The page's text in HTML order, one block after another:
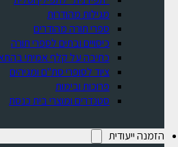
מגילות מהודרות
ספרי תורה מהודרים
כיסויים ובתים לספרי תורה
כתיבה על קלף אמיתי
ציוד לסופרי סת"ם ומגיהים
פרוכות ובימות
סטנדרים ומוצרי בית כנסת
הזמנה ייעודית